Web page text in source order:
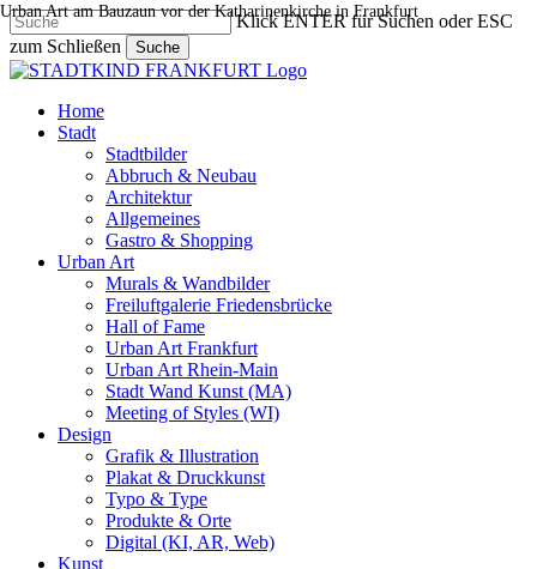
Skip
to
main
content
Klick ENTER für Suchen oder ESC
zum Schließen
Suche
Close
search
Menu
Home
Stadt
Stadtbilder
Abbruch & Neubau
Architektur
Allgemeines
Gastro & Shopping
Urban Art
Murals & Wandbilder
Freiluftgalerie Friedensbrücke
Hall of Fame
Urban Art Frankfurt
Urban Art Rhein-Main
Stadt Wand Kunst (MA)
Meeting of Styles (WI)
Design
Grafik & Illustration
Plakat & Druckkunst
Typo & Type
Produkte & Orte
Digital (KI, AR, Web)
Kunst
Urban Art am Bauzaun vor der Katharinenkirche in Frankfurt